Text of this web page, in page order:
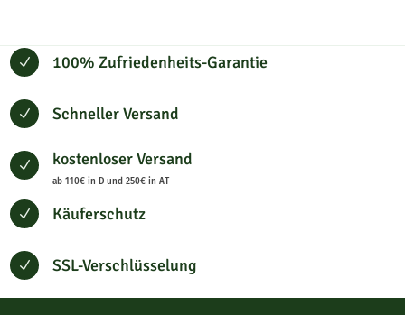
N 100% Zufriedenheits-Garantie
N Schneller Versand
N kostenloser Versand
ab 110€ in D und 250€ in AT
N Käuferschutz
N SSL-Verschlüsselung